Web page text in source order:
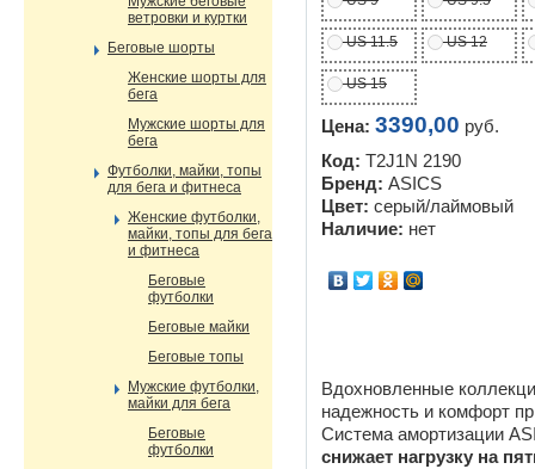
US 11.5 US 12
US 15
Цена: 3390,00 руб.
Код: T2J1N 2190
Бренд: ASICS
Цвет: серый/лаймовый
Наличие: нет
Вдохновленные
надежность и комфорт
Система амортизации
снижает нагрузку на
ветровки и куртки
Беговые шорты
Женские шорты для
бега
Мужские шорты для
бега
Футболки, майки, топы
для бега и фитнеса
Женские футболки,
майки, топы для бега
и фитнеса
Беговые
футболки
Беговые майки
Беговые топы
Мужские футболки,
майки для бега
Беговые
футболки